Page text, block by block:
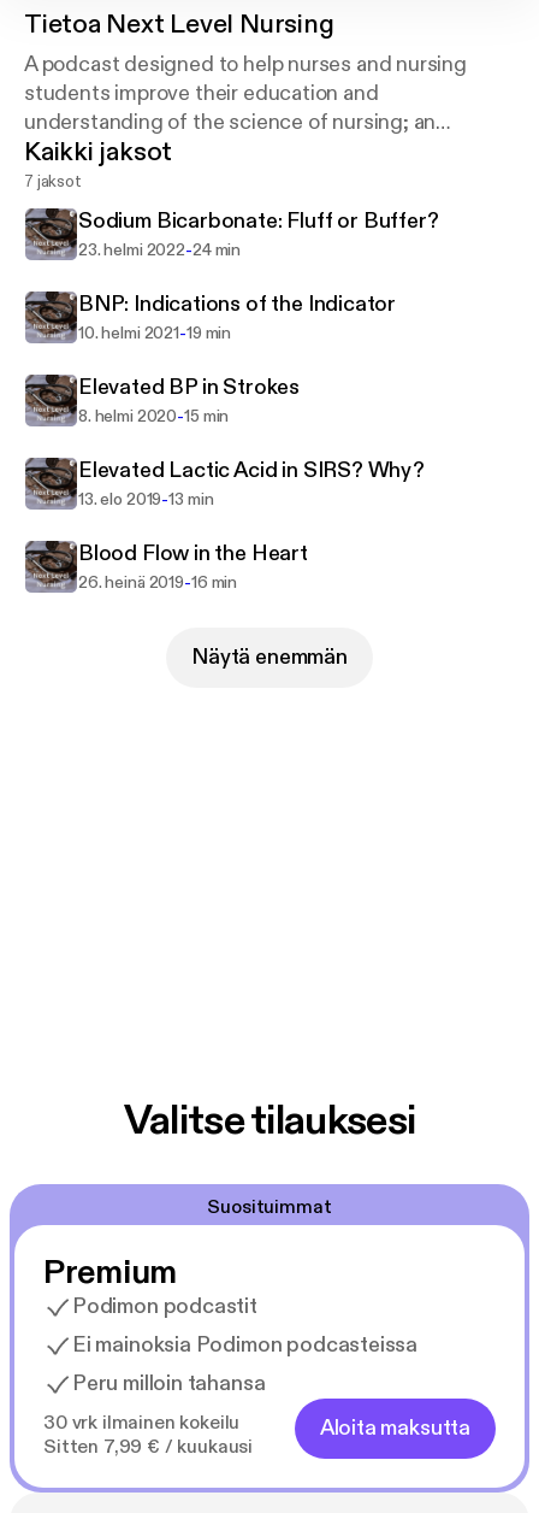
Tietoa Next Level Nursing
A podcast designed to help nurses and nursing
students improve their education and
understanding of the science of nursing; an
explanation of the why and how of rationales.
Kaikki jaksot
7 jaksot
Sodium Bicarbonate: Fluff or Buffer?
23. helmi 2022-24 min
BNP: Indications of the Indicator
10. helmi 2021-19 min
Elevated BP in Strokes
8. helmi 2020-15 min
Elevated Lactic Acid in SIRS? Why?
13. elo 2019-13 min
Blood Flow in the Heart
26. heinä 2019-16 min
Näytä enemmän
Valitse tilauksesi
Suosituimmat
Premium
Podimon podcastit
Ei mainoksia Podimon podcasteissa
Peru milloin tahansa
30 vrk ilmainen kokeilu
Sitten 7,99 € / kuukausi
Aloita maksutta